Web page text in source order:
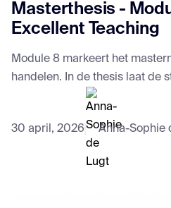
Masterthesis -
Excellent Teaching
Module 8 markeert het
handelen. In de thesis laat de
30 april, 2026 Anna-Sophie